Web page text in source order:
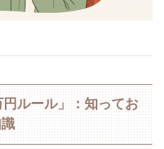
ルール」：知ってお